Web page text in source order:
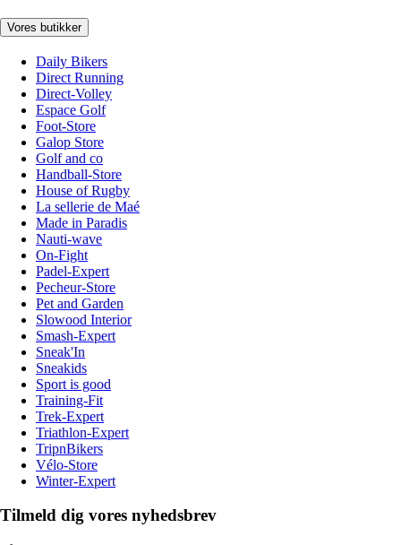
Vores butikker
Daily Bikers
Direct Running
Direct-Volley
Espace Golf
Foot-Store
Galop Store
Golf and co
Handball-Store
House of Rugby
La sellerie de Maé
Made in Paradis
Nauti-wave
On-Fight
Padel-Expert
Pecheur-Store
Pet and Garden
Slowood Interior
Smash-Expert
Sneak'In
Sneakids
Sport is good
Training-Fit
Trek-Expert
Triathlon-Expert
TripnBikers
Vélo-Store
Winter-Expert
Tilmeld dig vores nyhedsbrev